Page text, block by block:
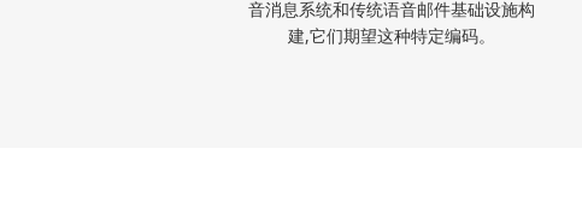
音消息系统和传统语音邮件基础设施构
建,它们期望这种特定编码。